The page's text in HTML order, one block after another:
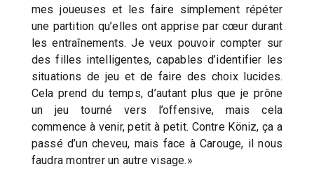
mes joueuses et les faire simplement répéter
une partition qu’elles ont apprise par cœur durant
les entraînements. Je veux pouvoir compter sur
des filles intelligentes, capables d’identifier les
situations de jeu et de faire des choix lucides.
Cela prend du temps, d’autant plus que je prône
un jeu tourné vers l’offensive, mais cela
commence à venir, petit à petit. Contre Köniz, ça a
passé d’un cheveu, mais face à Carouge, il nous
faudra montrer un autre visage.»